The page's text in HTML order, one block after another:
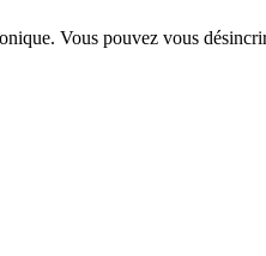
Vous pouvez vous